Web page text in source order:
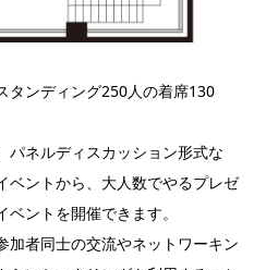
タンディング250人の着席130
パネルディスカッション形式な
ベントから、大人数でやるプレゼ
ントを開催できます。
加者同士の交流やネットワーキン